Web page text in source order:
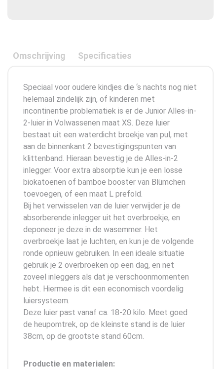
Omschrijving Specificaties
Speciaal voor oudere kindjes die ‘s nachts nog niet
helemaal zindelijk zijn, of kinderen met
incontinentie problematiek is er de Junior Alles-in-
2-luier in Volwassenen maat XS. Deze luier
bestaat uit een waterdicht broekje van pul, met
aan de binnenkant 2 bevestigingspunten van
klittenband. Hieraan bevestig je de Alles-in-2
inlegger. Voor extra absorptie kun je een losse
biokatoenen of bamboe booster van Blümchen
toevoegen, of een maat L prefold.
Bij het verwisselen van de luier verwijder je de
absorberende inlegger uit het overbroekje, en
deponeer je deze in de wasemmer. Het
overbroekje laat je luchten, en kun je de volgende
ronde opnieuw gebruiken. In een ideale situatie
gebruik je 2 overbroeken op een dag, en net
zoveel inleggers als dat je verschoonmomenten
hebt. Hiermee is dit een economisch voordelig
luiersysteem.
Deze luier past vanaf ca. 18-20 kilo. Meet goed
de heupomtrek, op de kleinste stand is de luier
38cm, op de grootste stand 60cm.
Productie en materialen: